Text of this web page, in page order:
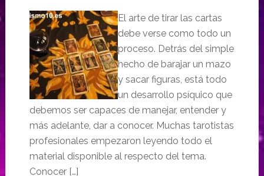
El arte de tirar las cartas
debe verse como todo un
proceso. Detrás del simple
hecho de barajar un mazo
y sacar figuras, está todo
un desarrollo psíquico que
debemos ser capaces de manejar, entender y
más adelante, dar a conocer. Muchas tarotistas
profesionales empezaron leyendo todo el
material disponible al respecto del tema.
Conocer […]